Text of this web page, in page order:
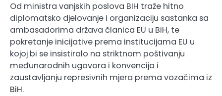
Od ministra vanjskih poslova BIH traže hitno
diplomatsko djelovanje i organizaciju sastanka sa
ambasadorima država članica EU u BiH, te
pokretanje inicijative prema institucijama EU u
kojoj bi se insistiralo na striktnom poštivanju
međunarodnih ugovora i konvencija i
zaustavljanju represivnih mjera prema vozačima iz
BiH.